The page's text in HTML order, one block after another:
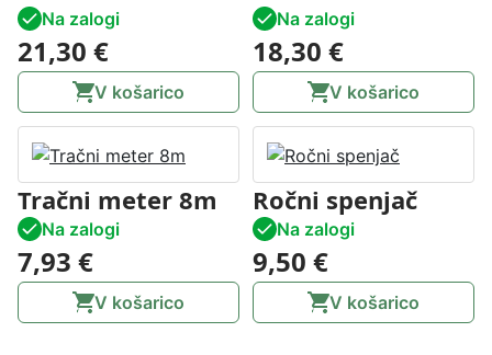
Na zalogi
21,30 €
V košarico
Na zalogi
18,30 €
V košarico
Tračni meter 8m
Na zalogi
7,93 €
V košarico
Ročni spenjač
Na zalogi
9,50 €
V košarico